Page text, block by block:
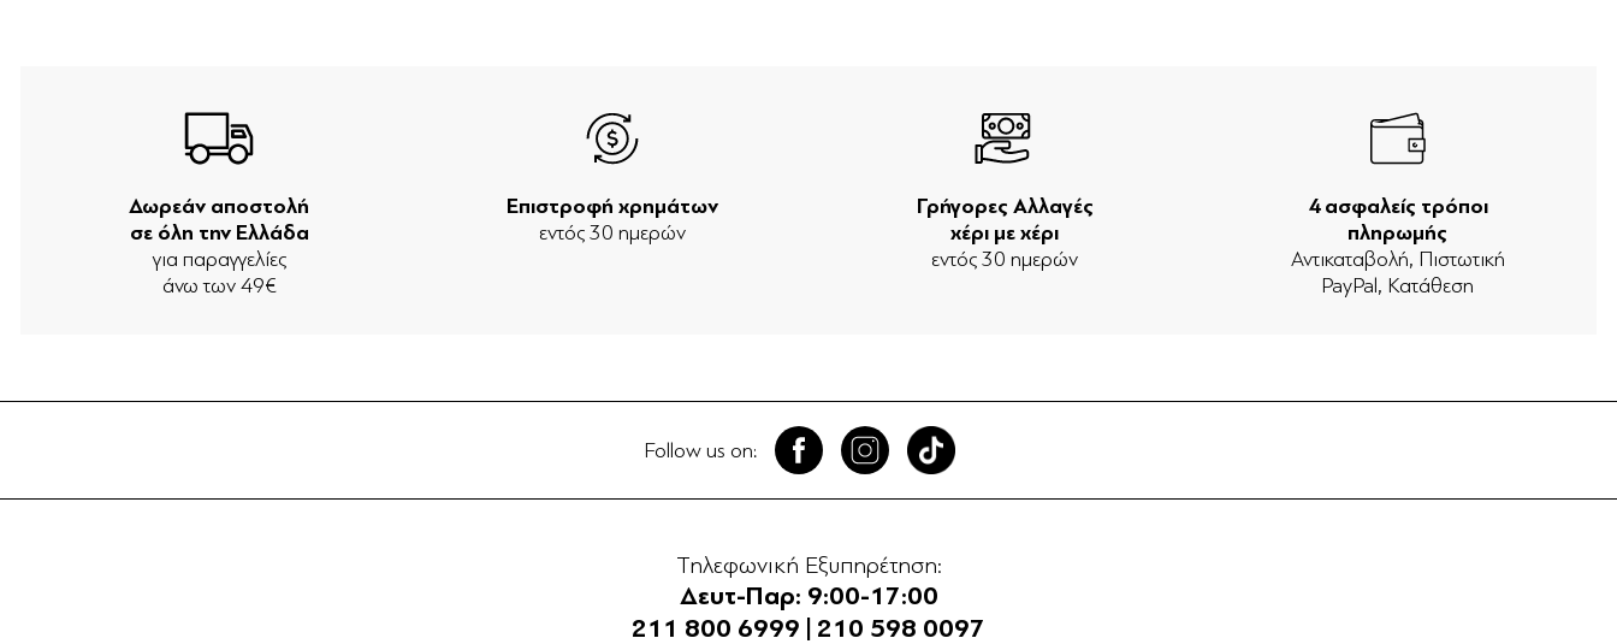
Δωρεάν αποστολή
σε όλη την Ελλάδα
για παραγγελίες
άνω των 49€
Επιστροφή χρημάτων
εντός 30 ημερών
Γρήγορες Αλλαγές
χέρι με χέρι
εντός 30 ημερών
4 ασφαλείς τρόποι
πληρωμής
Αντικαταβολή, Πιστωτική
PayPal, Κατάθεση
Follow us on:
Τηλεφωνική Εξυπηρέτηση:
Δευτ-Παρ: 9:00-17:00
211 800 6999
210 598 0097